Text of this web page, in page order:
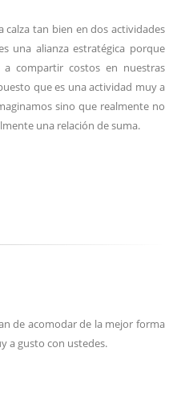
calza tan bien en dos actividades
una alianza estratégica porque
compartir costos en nuestras
que es una actividad muy a
sino que realmente no
una relación de suma.
de acomodar de la mejor forma
a gusto con ustedes.